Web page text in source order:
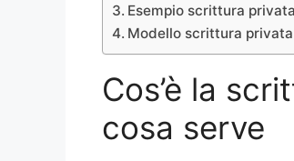
Esempio scrittura
Modello scrittura
Cos’è la
cosa serve